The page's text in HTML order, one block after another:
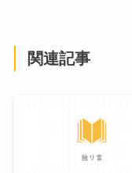
関連記事